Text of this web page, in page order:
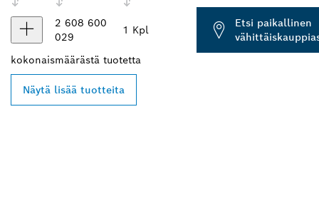
2 608 600
029
1 Kpl
Etsi paikallinen
kokonaismäärästä tuotetta
Näytä lisää tuotteita